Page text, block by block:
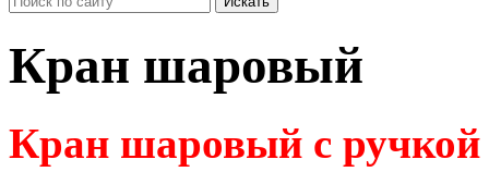
Кран шаровый
Кран шаровый с